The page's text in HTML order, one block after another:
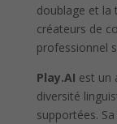
doublage et la
créateurs de
professionnel
Play.AI est un
diversité
supportées.